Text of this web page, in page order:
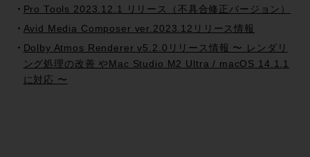
Pro Tools 2023.12.1 リリース（不具合修正バージョン）
Avid Media Composer ver.2023.12リリース情報
Dolby Atmos Renderer v5.2.0リリース情報 〜 レンダリ
ング処理の改善 やMac Studio M2 Ultra / macOS 14.1.1
に対応 〜